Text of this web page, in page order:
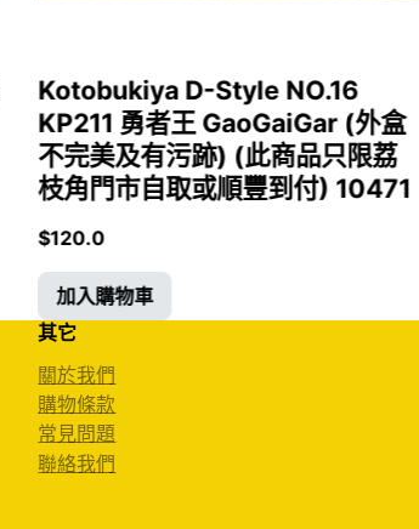
Kotobukiya D-Style NO.16
KP211 勇者王 GaoGaiGar (外盒
不完美及有污跡) (此商品只限荔
枝角門市自取或順豐到付) 10471
$120.0
加入購物車
其它
關於我們
購物條款
常見問題
聯絡我們